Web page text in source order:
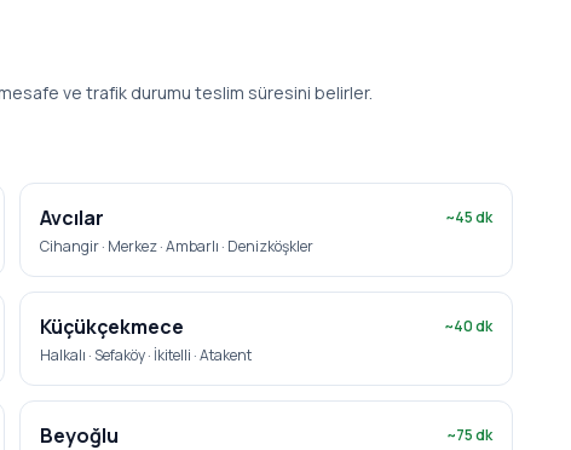
ve trafik durumu teslim süresini belirler.
Avcılar ~45dk
Cihangir · Merkez · Ambarlı · Denizköşkler
Küçükçekmece ~40dk
Halkalı · Sefaköy · İkitelli · Atakent
Beyoğlu ~75dk